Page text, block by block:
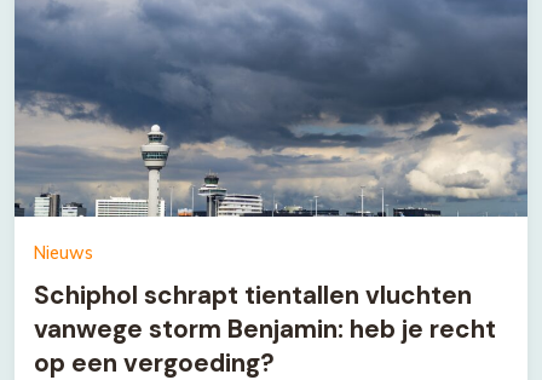
Nieuws
Schiphol schrapt tientallen vluchten
vanwege storm Benjamin: heb je recht
op een vergoeding?